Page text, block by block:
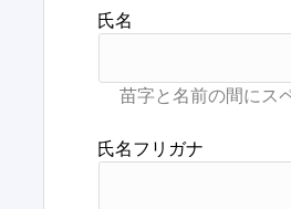
氏名
氏名フリガナ